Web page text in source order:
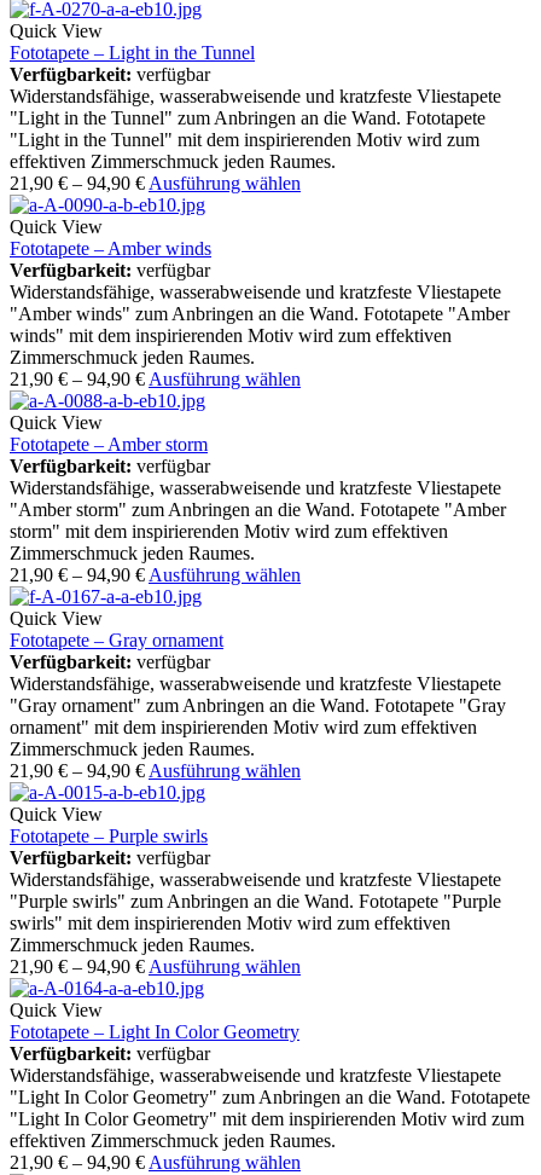
Quick View
Fototapete – Light in the Tunnel
Verfügbarkeit: verfügbar
Widerstandsfähige, wasserabweisende und kratzfeste Vliestapete
"Light in the Tunnel" zum Anbringen an die Wand. Fototapete
"Light in the Tunnel" mit dem inspirierenden Motiv wird zum
effektiven Zimmerschmuck jeden Raumes.
21,90 € – 94,90 € Ausführung wählen
Quick View
Fototapete – Amber winds
Verfügbarkeit: verfügbar
Widerstandsfähige, wasserabweisende und kratzfeste Vliestapete
"Amber winds" zum Anbringen an die Wand. Fototapete "Amber
winds" mit dem inspirierenden Motiv wird zum effektiven
Zimmerschmuck jeden Raumes.
21,90 € – 94,90 € Ausführung wählen
Quick View
Fototapete – Amber storm
Verfügbarkeit: verfügbar
Widerstandsfähige, wasserabweisende und kratzfeste Vliestapete
"Amber storm" zum Anbringen an die Wand. Fototapete "Amber
storm" mit dem inspirierenden Motiv wird zum effektiven
Zimmerschmuck jeden Raumes.
21,90 € – 94,90 € Ausführung wählen
Quick View
Fototapete – Gray ornament
Verfügbarkeit: verfügbar
Widerstandsfähige, wasserabweisende und kratzfeste Vliestapete
"Gray ornament" zum Anbringen an die Wand. Fototapete "Gray
ornament" mit dem inspirierenden Motiv wird zum effektiven
Zimmerschmuck jeden Raumes.
21,90 € – 94,90 € Ausführung wählen
Quick View
Fototapete – Purple swirls
Verfügbarkeit: verfügbar
Widerstandsfähige, wasserabweisende und kratzfeste Vliestapete
"Purple swirls" zum Anbringen an die Wand. Fototapete "Purple
swirls" mit dem inspirierenden Motiv wird zum effektiven
Zimmerschmuck jeden Raumes.
21,90 € – 94,90 € Ausführung wählen
Quick View
Fototapete – Light In Color Geometry
Verfügbarkeit: verfügbar
Widerstandsfähige, wasserabweisende und kratzfeste Vliestapete
"Light In Color Geometry" zum Anbringen an die Wand. Fototapete
"Light In Color Geometry" mit dem inspirierenden Motiv wird zum
effektiven Zimmerschmuck jeden Raumes.
21,90 € – 94,90 € Ausführung wählen